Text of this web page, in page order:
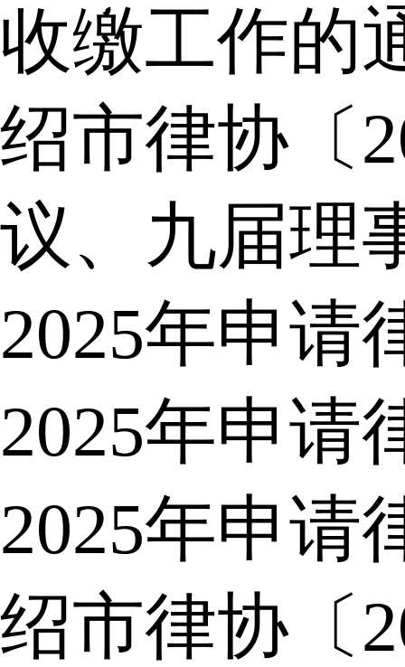
收缴工作的
绍市律协〔
议、九届理
2025年申请
2025年申请
2025年申请
绍市律协〔